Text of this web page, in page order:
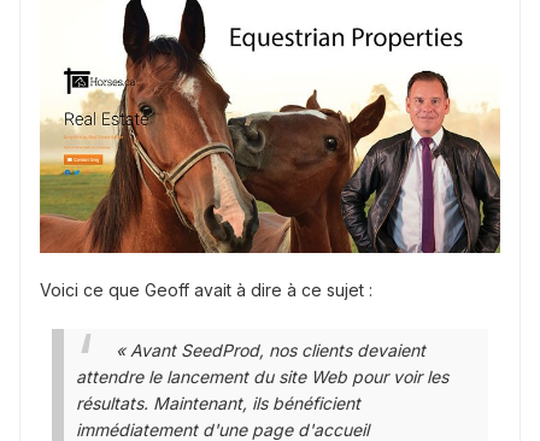
Voici ce que Geoff avait à dire à ce sujet :
« Avant SeedProd, nos clients devaient
attendre le lancement du site Web pour voir les
résultats. Maintenant, ils bénéficient
immédiatement d'une page d'accueil